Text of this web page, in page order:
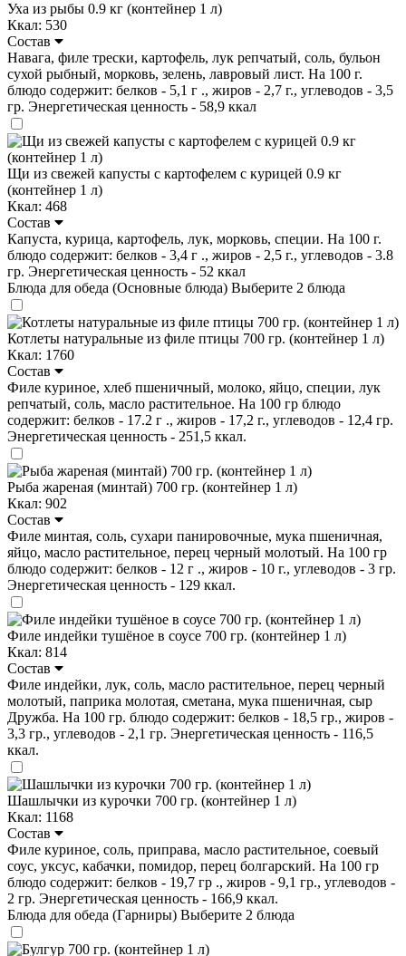
Уха из рыбы 0.9 кг (контейнер 1 л)
Ккал: 530
Состав
Навага, филе трески, картофель, лук репчатый, соль, бульон
сухой рыбный, морковь, зелень, лавровый лист. На 100 г.
блюдо содержит: белков - 5,1 г ., жиров - 2,7 г., углеводов - 3,5
гр. Энергетическая ценность - 58,9 ккал
Щи из свежей капусты с картофелем с курицей 0.9 кг
(контейнер 1 л)
Ккал: 468
Состав
Капуста, курица, картофель, лук, морковь, специи. На 100 г.
блюдо содержит: белков - 3,4 г ., жиров - 2,5 г., углеводов - 3.8
гр. Энергетическая ценность - 52 ккал
Блюда для обеда (Основные блюда) Выберите 2 блюда
Котлеты натуральные из филе птицы 700 гр. (контейнер 1 л)
Ккал: 1760
Состав
Филе куриное, хлеб пшеничный, молоко, яйцо, специи, лук
репчатый, соль, масло растительное. На 100 гр блюдо
содержит: белков - 17.2 г ., жиров - 17,2 г., углеводов - 12,4 гр.
Энергетическая ценность - 251,5 ккал.
Рыба жареная (минтай) 700 гр. (контейнер 1 л)
Ккал: 902
Состав
Филе минтая, соль, сухари панировочные, мука пшеничная,
яйцо, масло растительное, перец черный молотый. На 100 гр
блюдо содержит: белков - 12 г ., жиров - 10 г., углеводов - 3 гр.
Энергетическая ценность - 129 ккал.
Филе индейки тушёное в соусе 700 гр. (контейнер 1 л)
Ккал: 814
Состав
Филе индейки, лук, соль, масло растительное, перец черный
молотый, паприка молотая, сметана, мука пшеничная, сыр
Дружба. На 100 гр. блюдо содержит: белков - 18,5 гр., жиров -
3,3 гр., углеводов - 2,1 гр. Энергетическая ценность - 116,5
ккал.
Шашлычки из курочки 700 гр. (контейнер 1 л)
Ккал: 1168
Состав
Филе куриное, соль, приправа, масло растительное, соевый
соус, уксус, кабачки, помидор, перец болгарский. На 100 гр
блюдо содержит: белков - 19,7 гр ., жиров - 9,1 гр., углеводов -
2 гр. Энергетическая ценность - 166,9 ккал.
Блюда для обеда (Гарниры) Выберите 2 блюда